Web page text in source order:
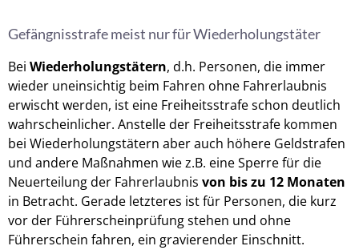
Gefängnisstrafe meist nur für Wiederholungstäter
Bei Wiederholungstätern, d.h. Personen, die immer
wieder uneinsichtig beim Fahren ohne Fahrerlaubnis
erwischt werden, ist eine Freiheitsstrafe schon deutlich
wahrscheinlicher. Anstelle der Freiheitsstrafe kommen
bei Wiederholungstätern aber auch höhere Geldstrafen
und andere Maßnahmen wie z.B. eine Sperre für die
Neuerteilung der Fahrerlaubnis von bis zu 12 Monaten
in Betracht. Gerade letzteres ist für Personen, die kurz
vor der Führerscheinprüfung stehen und ohne
Führerschein fahren, ein gravierender Einschnitt.